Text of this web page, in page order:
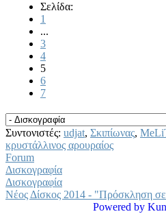
Σελίδα:
1
...
3
4
5
6
7
Συντονιστές: udjat, Σκιπίωνας,
κρυστάλλινος αρουραίος
Forum
Δισκογραφία
Δισκογραφία
Νέος Δίσκος 2014 - "Πρόσκληση σε
Powered by